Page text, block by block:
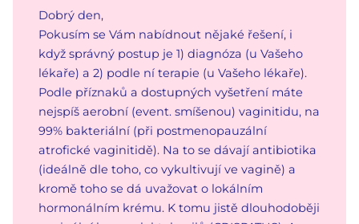
Dobrý den,
Pokusím se Vám nabídnout nějaké řešení, i
když správný postup je 1) diagnóza (u Vašeho
lékaře) a 2) podle ní terapie (u Vašeho lékaře).
Podle příznaků a dostupných vyšetření máte
nejspíš aerobní (event. smíšenou) vaginitidu, na
99% bakteriální (při postmenopauzální
atrofické vaginitidě). Na to se dávají antibiotika
(ideálně dle toho, co vykultivují ve vagině) a
kromě toho se dá uvažovat o lokálním
hormonálním krému. K tomu jistě dlouhodoběji